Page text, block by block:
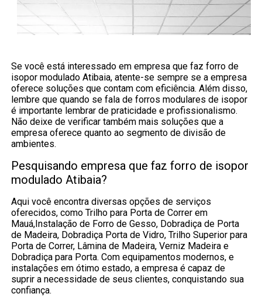
Se você está interessado em empresa que faz forro de
isopor modulado Atibaia, atente-se sempre se a empresa
oferece soluções que contam com eficiência. Além disso,
lembre que quando se fala de forros modulares de isopor
é importante lembrar de praticidade e profissionalismo.
Não deixe de verificar também mais soluções que a
empresa oferece quanto ao segmento de divisão de
ambientes.
Pesquisando empresa que faz forro de isopor
modulado Atibaia?
Aqui você encontra diversas opções de serviços
oferecidos, como Trilho para Porta de Correr em
Mauá,Instalação de Forro de Gesso, Dobradiça de Porta
de Madeira, Dobradiça Porta de Vidro, Trilho Superior para
Porta de Correr, Lâmina de Madeira, Verniz Madeira e
Dobradiça para Porta. Com equipamentos modernos, e
instalações em ótimo estado, a empresa é capaz de
suprir a necessidade de seus clientes, conquistando sua
confiança.